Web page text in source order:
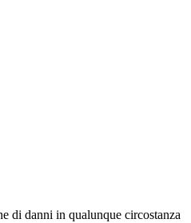
di danni in qualunque circostanza